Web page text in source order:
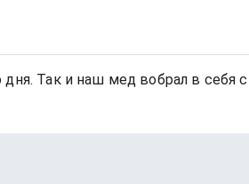
Так и наш мед вобрал в себя